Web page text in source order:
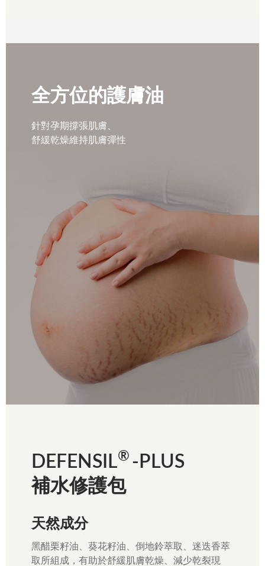
全方位的護膚油
針對孕期撐張肌膚、
舒緩乾燥維持肌膚彈性
DEFENSIL® -PLUS
補水修護包
天然成分
黑醋栗籽油、葵花籽油、倒地鈴萃取、迷迭香萃
取所組成，有助於舒緩肌膚乾燥、減少乾裂現